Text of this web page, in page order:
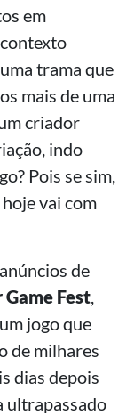
em
trama que
mais de uma
criador
indo
Pois se sim,
vai com
de
Game Fest,
jogo que
de milhares
dias depois
ultrapassado